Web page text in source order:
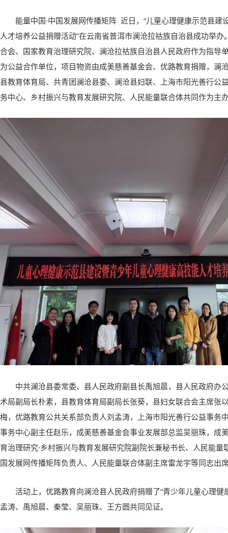
能量中国·中国发展网传播矩阵 近日，“儿童心理健康示范县建
人才培养公益捐赠活动”在云南省普洱市澜沧拉祜族自治县成功举
合会、国家教育治理研究院、澜沧拉祜族自治县人民政府作为指导
为公益合作单位，项目物资由成美慈善基金会、优路教育捐赠，澜
县教育体育局、共青团澜沧县委、澜沧县妇联、上海市阳光善行公
务中心、乡村振兴与教育发展研究院、人民能量联合体共同作为主
中共澜沧县委常委、县人民政府副县长禹旭晨，县人民政府办
术局副局长朴素，县教育体育局副局长张葵，县妇女联合会主席张
梅，优路教育公共关系部负责人刘孟涛，上海市阳光善行公益事务
事务中心副主任赵乐，成美慈善基金会事业发展部总监吴丽珠，成
育治理研究·乡村振兴与教育发展研究院副院长兼秘书长、人民能量
国发展网传播矩阵负责人、人民能量联合体副主席雷龙宇等同志出
活动上，优路教育向澜沧县人民政府捐赠了“青少年儿童心理健
孟涛、禹旭晨、秦莹、吴丽珠、王方圆共同见证。